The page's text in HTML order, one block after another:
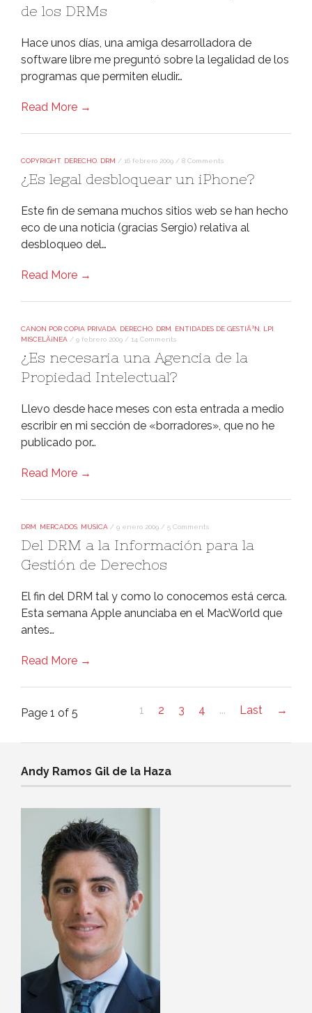
de los DRMs
Hace unos dí­as, una amiga desarrolladora de
software libre me preguntó sobre la legalidad de los
programas que permiten eludir…
Read More →
COPYRIGHT, DERECHO DRM / 16 febrero 2009 / 8 Comments
¿Es legal desbloquear un iPhone?
Este fin de semana muchos sitios web se han hecho
eco de una noticia (gracias Sergio) relativa al
desbloqueo del…
Read More →
CANON POR COPIA PRIVADA DERECHO DRM ENTIDADES DE GESTIÃ³N LPI
MISCELÃ¡NEA / 9 febrero 2009 / 14 Comments
¿Es necesaria una Agencia de la
Propiedad Intelectual?
Llevo desde hace meses con esta entrada a medio
escribir en mi sección de «borradores», que no he
publicado por…
Read More →
DRM MERCADOS MUSICA / 9 enero 2009 / 5 Comments
Del DRM a la Información para la
Gestión de Derechos
El fin del DRM tal y como lo conocemos está cerca.
Esta semana Apple anunciaba en el MacWorld que
antes…
Read More →
Page 1 of 5 1 2 3 4 ... Last →
Andy Ramos Gil de la Haza